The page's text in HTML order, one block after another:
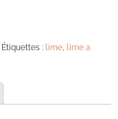
Étiquettes : lime lime a